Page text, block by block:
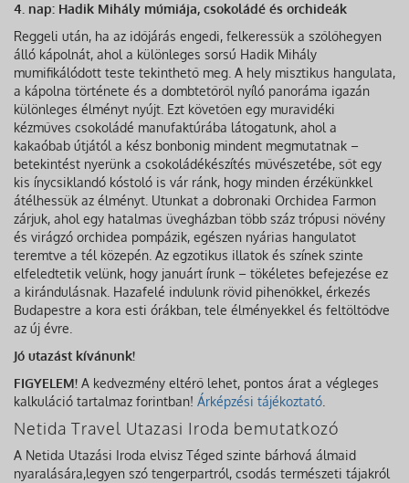
4. nap: Hadik Mihály múmiája, csokoládé és orchideák
Reggeli után, ha az időjárás engedi, felkeressük a szőlőhegyen
álló kápolnát, ahol a különleges sorsú Hadik Mihály
mumifikálódott teste tekinthető meg. A hely misztikus hangulata,
a kápolna története és a dombtetőről nyíló panoráma igazán
különleges élményt nyújt. Ezt követően egy muravidéki
kézműves csokoládé manufaktúrába látogatunk, ahol a
kakaóbab útjától a kész bonbonig mindent megmutatnak –
betekintést nyerünk a csokoládékészítés művészetébe, sőt egy
kis ínycsiklandó kóstoló is vár ránk, hogy minden érzékünkkel
átélhessük az élményt. Utunkat a dobronaki Orchidea Farmon
zárjuk, ahol egy hatalmas üvegházban több száz trópusi növény
és virágzó orchidea pompázik, egészen nyárias hangulatot
teremtve a tél közepén. Az egzotikus illatok és színek szinte
elfeledtetik velünk, hogy januárt írunk – tökéletes befejezése ez
a kirándulásnak. Hazafelé indulunk rövid pihenőkkel, érkezés
Budapestre a kora esti órákban, tele élményekkel és feltöltődve
az új évre.
Jó utazást kívánunk!
FIGYELEM! A kedvezmény eltérő lehet, pontos árat a végleges
kalkuláció tartalmaz forintban! Árképzési tájékoztató
Netida Travel Utazasi Iroda bemutatkozó
A Netida Utazási Iroda elvisz Téged szinte bárhová álmaid
nyaralására,legyen szó tengerpartról, csodás természeti tájakról